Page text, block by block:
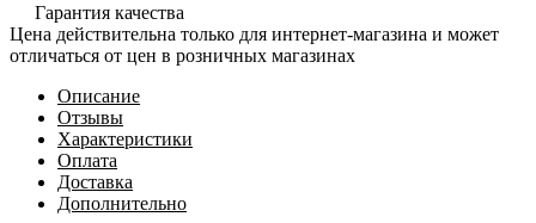
Гарантия качества
Цена действительна только для интернет-магазина и может
отличаться от цен в розничных магазинах
Описание
Отзывы
Характеристики
Оплата
Доставка
Дополнительно